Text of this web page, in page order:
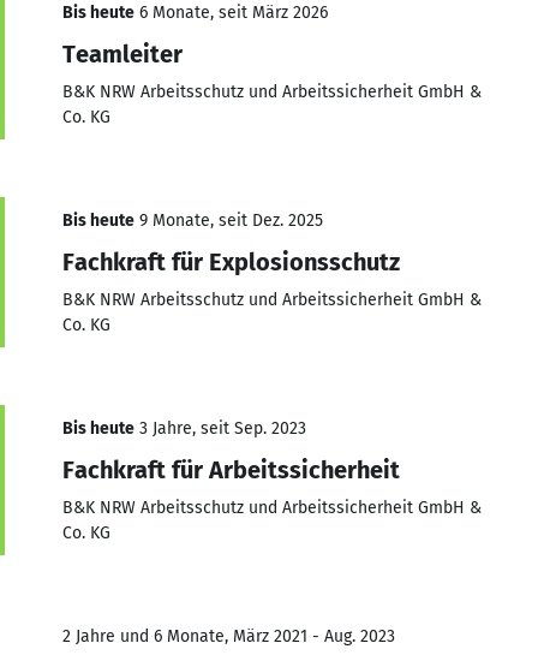
Bis heute 6 Monate, seit März 2026
Teamleiter
B&K NRW Arbeitsschutz und Arbeitssicherheit GmbH &
Co. KG
Bis heute 9 Monate, seit Dez. 2025
Fachkraft für Explosionsschutz
B&K NRW Arbeitsschutz und Arbeitssicherheit GmbH &
Co. KG
Bis heute 3 Jahre, seit Sep. 2023
Fachkraft für Arbeitssicherheit
B&K NRW Arbeitsschutz und Arbeitssicherheit GmbH &
Co. KG
2 Jahre und 6 Monate, März 2021 - Aug. 2023